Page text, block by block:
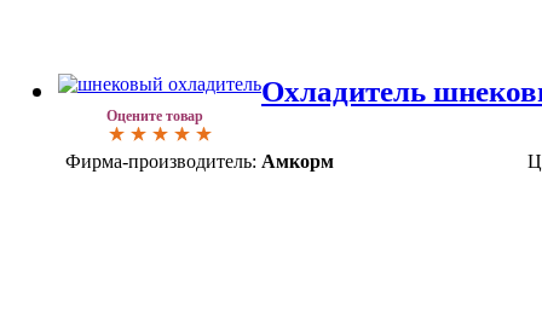
Оцените товар
Охладитель
Фирма-производитель: Амкорм